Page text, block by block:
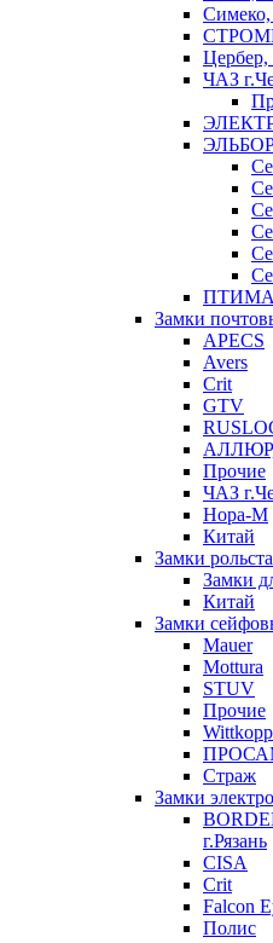
Симеко,
Цербер,
ЧАЗ
ЭЛЬБОР
Замки
APECS
Avers
Crit
GTV
Прочие
ЧАЗ
Нора-М
Китай
Замки
Замки
Китай
Замки
Mauer
Mottura
STUV
Прочие
ПРОСАМ
Страж
Замки
г.Рязань
CISA
Crit
Falcon
Полис